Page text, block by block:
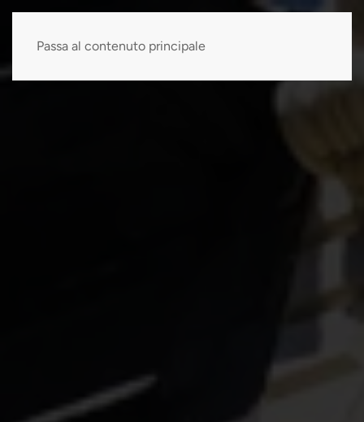
Passa al contenuto principale